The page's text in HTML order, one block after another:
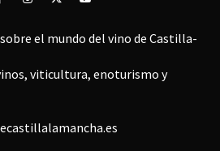
el mundo del vino de Castilla-
viticultura, enoturismo y